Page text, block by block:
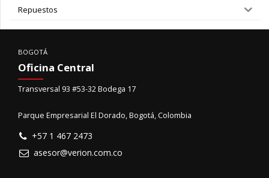
Repuestos
BOGOTÁ
Oficina Central
Transversal 93 #53-32 Bodega 17
Parque Empresarial El Dorado, Bogotá, Colombia
+57 1 467 2473
asesor@verion.com.co